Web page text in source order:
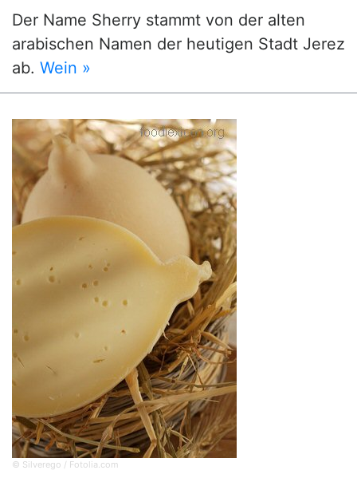
Der Name Sherry stammt von der alten
arabischen Namen der heutigen Stadt Jerez
ab. Wein »
© Silverego / Fotolia.com